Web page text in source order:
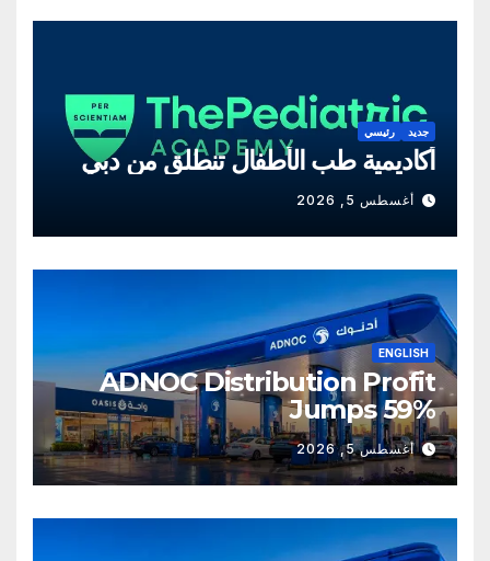
جديد رئيسي
أكاديمية طب الأطفال تنطلق من دبي
أغسطس 5, 2026
ENGLISH
ADNOC Distribution Profit
Jumps 59%
أغسطس 5, 2026